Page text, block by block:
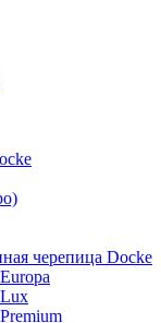
черепица Docke